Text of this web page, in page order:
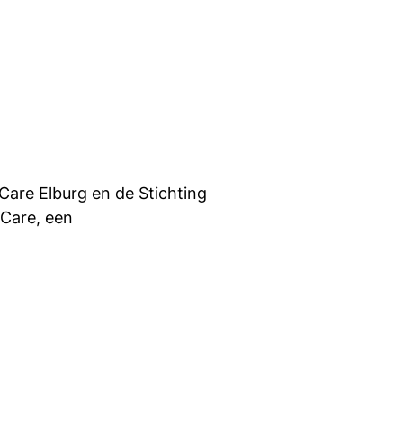
Elburg en de Stichting
een